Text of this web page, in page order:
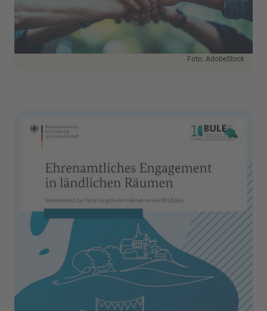
Foto: AdobeStock